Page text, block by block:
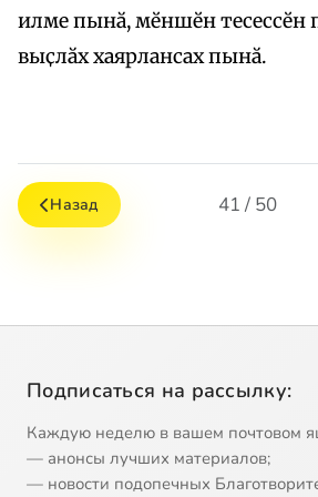
илме пынӑ, мӗншӗн тесессӗн
выҫлӑх хаярлансах пынӑ.
Назад 41 / 50
Подписаться на рассылку:
Каждую неделю в вашем почтовом
— анонсы лучших материалов;
— новости подопечных